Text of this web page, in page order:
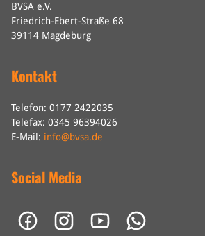
BVSA e.V.
Friedrich-Ebert-Straße 68
39114 Magdeburg
Kontakt
Telefon: 0177 2422035
Telefax: 0345 96394026
E-Mail: info@bvsa.de
Social Media